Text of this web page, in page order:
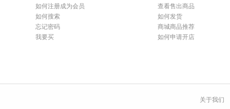
如何注册成为会员
如何搜索
忘记密码
我要买
查看售出商品
如何发货
商城商品推荐
如何申请开店
关于我们